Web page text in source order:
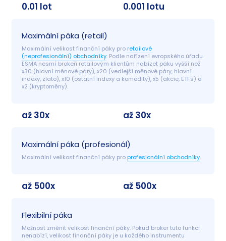
0.01 lot 0.001 lotu
Maximální páka (retail)
Maximální velikost finanční páky pro retailové
(neprofesionální) obchodníky. Podle nařízení evropského úřadu
ESMA nesmí brokeři retailovým klientům nabízet páku vyšší než
x30 (hlavní měnové páry), x20 (vedlejší měnové páry, hlavní
indexy, zlato), x10 (ostatní indexy a komodity), x5 (akcie, ETFs) a
x2 (kryptoměny).
až 30x až 30x
Maximální páka (profesionál)
Maximální velikost finanční páky pro profesionální obchodníky.
až 500x až 500x
Flexibilní páka
Možnost změnit velikost finanční páky. Pokud broker tuto funkci
nenabízí, velikost finanční páky je u každého instrumentu